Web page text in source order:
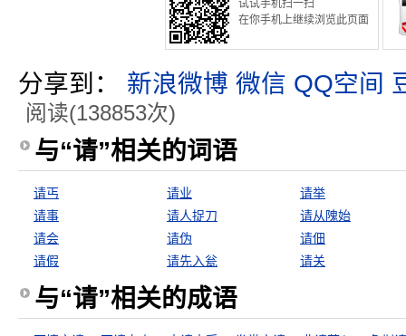
试试手机扫一扫
在你手机上继续浏览此页面
分享到： 新浪微博 微信 QQ空间
阅读(138853次)
与“请”相关的词语
请丐 请业
请举
请事
请人捉刀
请从隗始
请会
请伪
请佃
请假
请先入瓮 请关
与“请”相关的成语